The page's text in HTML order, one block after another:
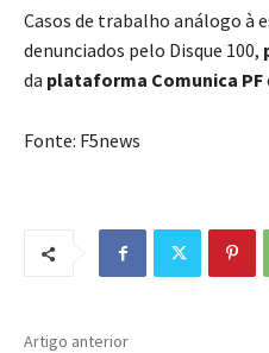
Casos de trabalho análogo à
denunciados pelo Disque 100,
da plataforma Comunica PF
Fonte: F5news
Artigo anterior